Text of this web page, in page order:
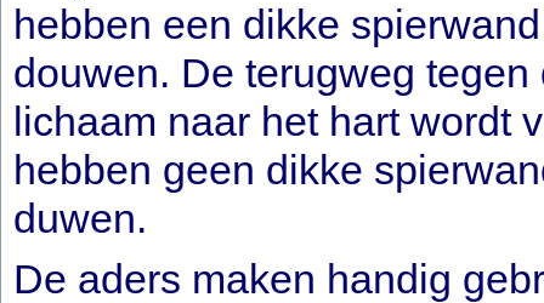
hebben een dikke
douwen. De terugweg
lichaam naar het hart wordt
hebben geen dikke
duwen.
De aders maken handig